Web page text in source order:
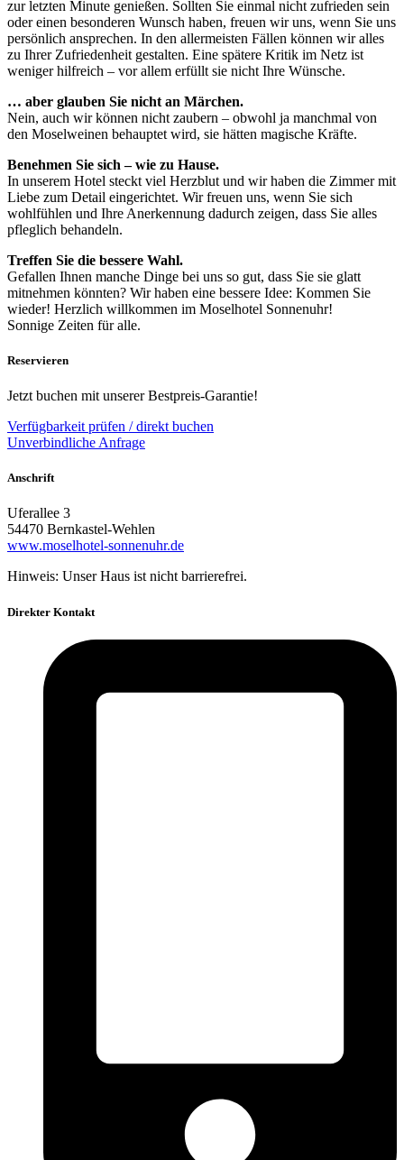
zur letzten Minute genießen. Sollten Sie einmal nicht zufrieden sein
oder einen besonderen Wunsch haben, freuen wir uns, wenn Sie uns
persönlich ansprechen. In den allermeisten Fällen können wir alles
zu Ihrer Zufriedenheit gestalten. Eine spätere Kritik im Netz ist
weniger hilfreich – vor allem erfüllt sie nicht Ihre Wünsche.
… aber glauben Sie nicht an Märchen.
Nein, auch wir können nicht zaubern – obwohl ja manchmal von
den Moselweinen behauptet wird, sie hätten magische Kräfte.
Benehmen Sie sich – wie zu Hause.
In unserem Hotel steckt viel Herzblut und wir haben die Zimmer mit
Liebe zum Detail eingerichtet. Wir freuen uns, wenn Sie sich
wohlfühlen und Ihre Anerkennung dadurch zeigen, dass Sie alles
pfleglich behandeln.
Treffen Sie die bessere Wahl.
Gefallen Ihnen manche Dinge bei uns so gut, dass Sie sie glatt
mitnehmen könnten? Wir haben eine bessere Idee: Kommen Sie
wieder! Herzlich willkommen im Moselhotel Sonnenuhr!
Sonnige Zeiten für alle.
Reservieren
Jetzt buchen mit unserer Bestpreis-Garantie!
Verfügbarkeit prüfen / direkt buchen
Unverbindliche Anfrage
Anschrift
Uferallee 3
54470 Bernkastel-Wehlen
www.moselhotel-sonnenuhr.de
Hinweis: Unser Haus ist nicht barrierefrei.
Direkter Kontakt